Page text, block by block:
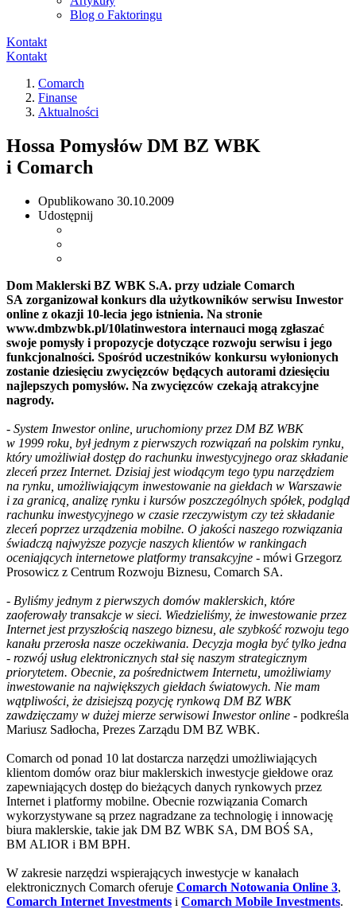
Blog o Faktoringu
Kontakt
Kontakt
Comarch
Finanse
Aktualności
Hossa Pomysłów DM BZ WBK
i Comarch
Opublikowano 30.10.2009
Udostępnij
Dom Maklerski BZ WBK S.A. przy udziale Comarch
SA zorganizował konkurs dla użytkowników serwisu Inwestor
online z okazji 10-lecia jego istnienia. Na stronie
www.dmbzwbk.pl/10latinwestora internauci mogą zgłaszać
swoje pomysły i propozycje dotyczące rozwoju serwisu i jego
funkcjonalności. Spośród uczestników konkursu wyłonionych
zostanie dziesięciu zwycięzców będących autorami dziesięciu
najlepszych pomysłów. Na zwycięzców czekają atrakcyjne
nagrody.
- System Inwestor online, uruchomiony przez DM BZ WBK
w 1999 roku, był jednym z pierwszych rozwiązań na polskim rynku,
który umożliwiał dostęp do rachunku inwestycyjnego oraz składanie
zleceń przez Internet. Dzisiaj jest wiodącym tego typu narzędziem
na rynku, umożliwiającym inwestowanie na giełdach w Warszawie
i za granicą, analizę rynku i kursów poszczególnych spółek, podgląd
rachunku inwestycyjnego w czasie rzeczywistym czy też składanie
zleceń poprzez urządzenia mobilne. O jakości naszego rozwiązania
świadczą najwyższe pozycje naszych klientów w rankingach
oceniających internetowe platformy transakcyjne - mówi Grzegorz
Prosowicz z Centrum Rozwoju Biznesu, Comarch SA.
- Byliśmy jednym z pierwszych domów maklerskich, które
zaoferowały transakcje w sieci. Wiedzieliśmy, że inwestowanie przez
Internet jest przyszłością naszego biznesu, ale szybkość rozwoju tego
kanału przerosła nasze oczekiwania. Decyzja mogła być tylko jedna
- rozwój usług elektronicznych stał się naszym strategicznym
priorytetem. Obecnie, za pośrednictwem Internetu, umożliwiamy
inwestowanie na największych giełdach światowych. Nie mam
wątpliwości, że dzisiejszą pozycję rynkową DM BZ WBK
zawdzięczamy w dużej mierze serwisowi Inwestor online - podkreśla
Mariusz Sadłocha, Prezes Zarządu DM BZ WBK.
Comarch od ponad 10 lat dostarcza narzędzi umożliwiających
klientom domów oraz biur maklerskich inwestycje giełdowe oraz
zapewniających dostęp do bieżących danych rynkowych przez
Internet i platformy mobilne. Obecnie rozwiązania Comarch
wykorzystywane są przez nagradzane za technologię i innowację
biura maklerskie, takie jak DM BZ WBK SA, DM BOŚ SA,
BM ALIOR i BM BPH.
W zakresie narzędzi wspierających inwestycje w kanałach
elektronicznych Comarch oferuje Comarch Notowania Online 3,
Comarch Internet Investments i Comarch Mobile Investments.